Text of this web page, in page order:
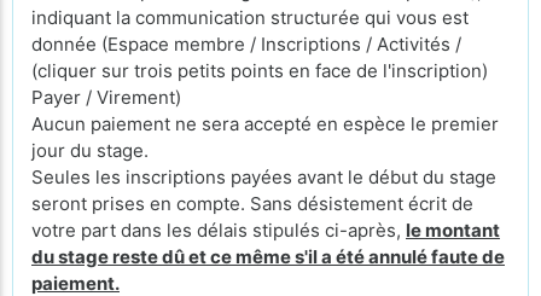
indiquant la communication structurée qui vous est
donnée (Espace membre / Inscriptions / Activités /
(cliquer sur trois petits points en face de l'inscription)
Payer / Virement)
Aucun paiement ne sera accepté en espèce le premier
jour du stage.
Seules les inscriptions payées avant le début du stage
seront prises en compte. Sans désistement écrit de
votre part dans les délais stipulés ci-après, le montant
du stage reste dû et ce même s'il a été annulé faute de
paiement.